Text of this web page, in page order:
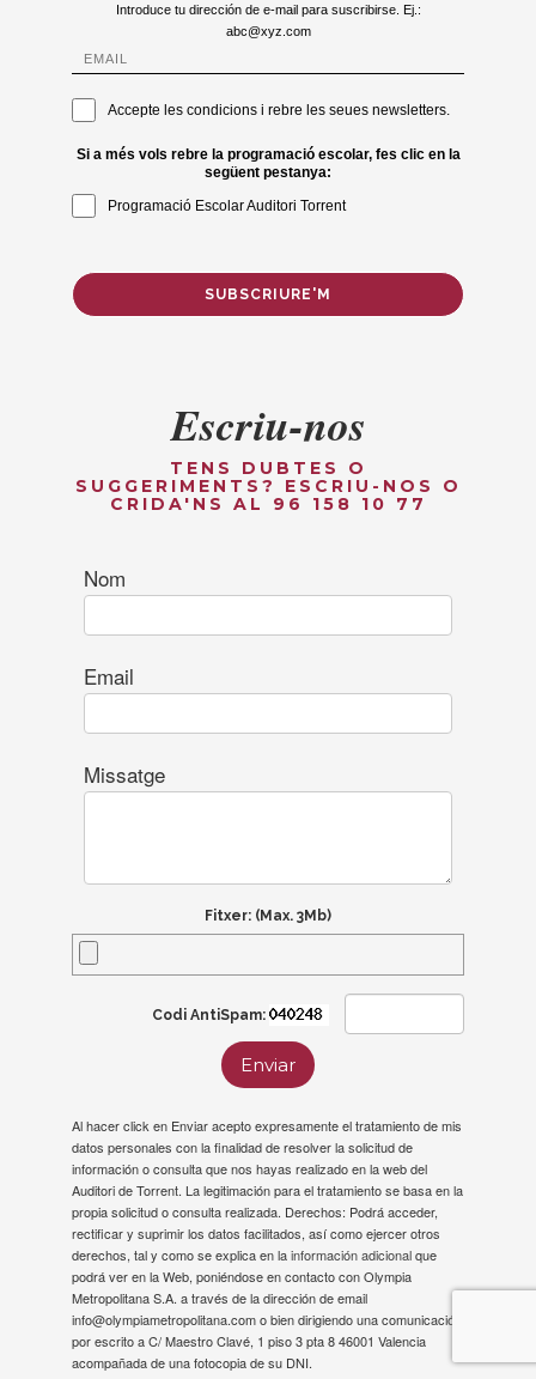
Introduce tu dirección de e-mail para suscribirse. Ej.:
abc@xyz.com
Accepte les condicions i rebre les seues newsletters.
Si a més vols rebre la programació escolar, fes clic en la
següent pestanya:
Programació Escolar Auditori Torrent
SUBSCRIURE'M
Escriu-nos
TENS DUBTES O
SUGGERIMENTS? ESCRIU-NOS O
CRIDA'NS AL 96 158 10 77
Nom
Email
Missatge
Fitxer: (Max. 3Mb)
Codi AntiSpam:
Enviar
Al hacer click en Enviar acepto expresamente el tratamiento de mis
datos personales con la finalidad de resolver la solicitud de
información o consulta que nos hayas realizado en la web del
Auditori de Torrent. La legitimación para el tratamiento se basa en la
propia solicitud o consulta realizada. Derechos: Podrá acceder,
rectificar y suprimir los datos facilitados, así como ejercer otros
derechos, tal y como se explica en lainformación adicionalque
podrá ver en la Web, poniéndose en contacto con Olympia
Metropolitana S.A. a través de la dirección de email
info@olympiametropolitana.com o bien dirigiendo una comunicación
por escrito a C/ Maestro Clavé, 1 piso 3 pta 8 46001 Valencia
acompañada de una fotocopia de su DNI.